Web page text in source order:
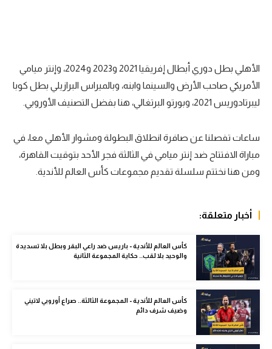
الدوري المصري
الكرة الأوروبية
الكرة الإفريقية
منتخب مصر
سعودي في الجول
دوري أبطال أوروبا
القسم الثاني
رياضات أخرى
أمم إفريقيا
كرة السلة الأمريكية
الأهلي بطل دوري أبطال إفريقيا 2021 و2023 و2024، وإنتر ميامي
الأمريكي صاحب الأرض والسينما وابنه، وبالميراس البرازيلي بطل كوبا
ليبرتادوريس 2021، وبورتو البرتغالي، هنا بفضل التصنيف الأوروبي.
ساعات تفصلنا عن صافرة انطلاق البطولة ومشوار الأهلي معا، في
مباراة الافتتاح ضد إنتر ميامي في الثالثة فجر الأحد بتوقيت القاهرة،
ومن هنا نختتم سلسلة تقديم مجموعات كأس العالم للأندية.
أخبار متعلقة:
كأس العالم للأندية - باريس ضد راعي البقر وبطل بلا تسديدة
والوحيد بلا لقب.. حكاية المجموعة الثانية
كأس العالم للأندية - المجموعة الثالثة.. صراع أوروبي لاتيني
وضيف شرف دائم